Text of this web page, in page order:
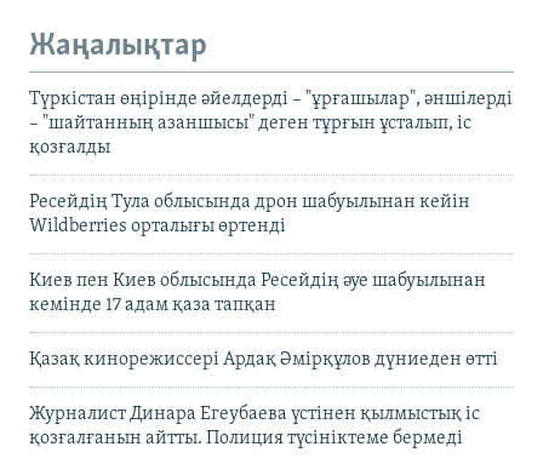
Жаңалықтар
Түркістан өңірінде әйелдерді – "ұрғашылар", әншілерді
– "шайтанның азаншысы" деген тұрғын ұсталып, іс
қозғалды
Ресейдің Тула облысында дрон шабуылынан кейін
Wildberries орталығы өртенді
Киев пен Киев облысында Ресейдің әуе шабуылынан
кемінде 17 адам қаза тапқан
Қазақ кинорежиссері Ардақ Әмірқұлов дүниеден өтті
Журналист Динара Егеубаева үстінен қылмыстық іс
қозғалғанын айтты. Полиция түсініктеме бермеді